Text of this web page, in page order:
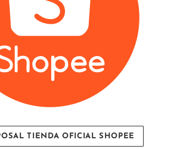
TIENDA OFICIAL SHOPEE